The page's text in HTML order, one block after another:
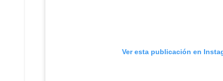
Ver esta publicación en